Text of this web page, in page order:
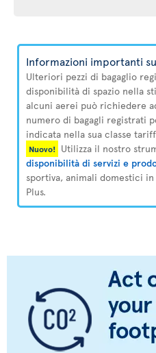
Informazioni importanti
Ulteriori pezzi di bagaglio
disponibilità di spazio nella
alcuni aerei può richiedere
numero di bagagli registrati
indicata nella sua classe
Nuovo! Utilizza il nostro
disponibilità di servizi e
sportiva, animali domestici
Plus.